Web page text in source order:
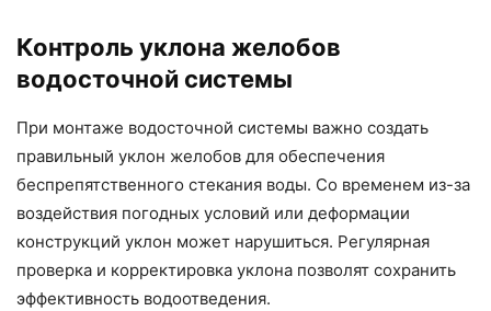
Контроль уклона желобов
водосточной системы
При монтаже водосточной системы важно создать
правильный уклон желобов для обеспечения
беспрепятственного стекания воды. Со временем из-за
воздействия погодных условий или деформации
конструкций уклон может нарушиться. Регулярная
проверка и корректировка уклона позволят сохранить
эффективность водоотведения.